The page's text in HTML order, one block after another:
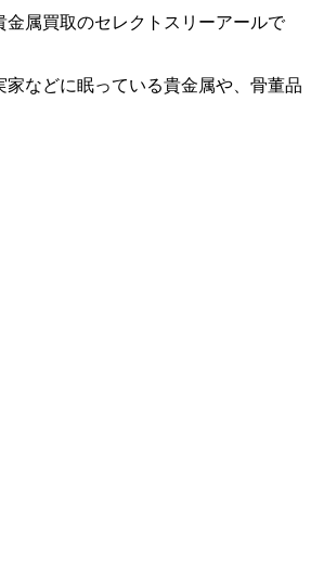
金属買取のセレクトスリーアールで
家などに眠っている貴金属や、骨董品